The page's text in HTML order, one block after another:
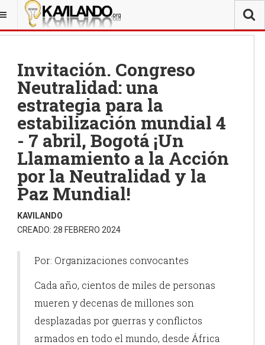
Invitación. Congreso
Neutralidad: una
estrategia para la
estabilización mundial 4
- 7 abril, Bogotá ¡Un
Llamamiento a la Acción
por la Neutralidad y la
Paz Mundial!
KAVILANDO
CREADO: 28 FEBRERO 2024
Por: Organizaciones convocantes
Cada año, cientos de miles de personas
mueren y decenas de millones son
desplazadas por guerras y conflictos
armados en todo el mundo, desde África